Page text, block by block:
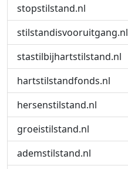
stopstilstand.nl
stilstandisvooruitgang.nl
stastilbijhartstilstand.nl
hartstilstandfonds.nl
hersenstilstand.nl
groeistilstand.nl
ademstilstand.nl